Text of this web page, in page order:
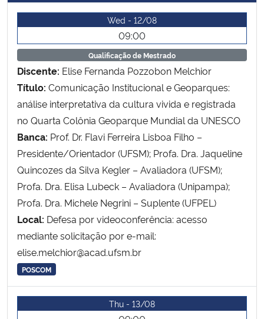
Ministério de Minas e Energia
Ministério da Ciência, Tecnologia, Inovações e Comunicações
Ministério do Meio Ambiente
Ministério do Turismo
Controladoria-Geral da União
Ministério da Mulher, da Família e dos Direitos Humanos
Wed - 12/08
09:00
Qualificação de Mestrado
Discente: Elise Fernanda Pozzobon Melchior
Título: Comunicação Institucional e Geoparques:
análise interpretativa da cultura vivida e registrada
no Quarta Colônia Geoparque Mundial da UNESCO
Banca: Prof. Dr. Flavi Ferreira Lisboa Filho –
Presidente/Orientador (UFSM); Profa. Dra. Jaqueline
Quincozes da Silva Kegler – Avaliadora (UFSM);
Profa. Dra. Elisa Lubeck – Avaliadora (Unipampa);
Profa. Dra. Michele Negrini – Suplente (UFPEL)
Local: Defesa por videoconferência: acesso
mediante solicitação por e-mail:
elise.melchior@acad.ufsm.br
POSCOM
Thu - 13/08